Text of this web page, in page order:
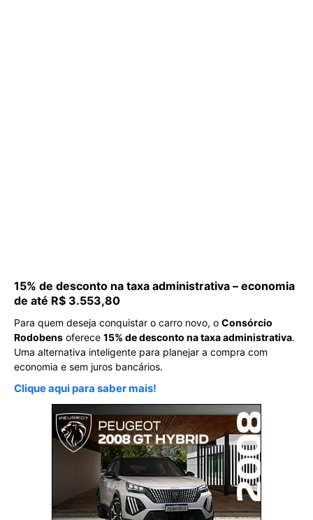
15% de desconto na taxa administrativa – economia
de até R$ 3.553,80
Para quem deseja conquistar o carro novo, o Consórcio
Rodobens oferece 15% de desconto na taxa administrativa.
Uma alternativa inteligente para planejar a compra com
economia e sem juros bancários.
Clique aqui para saber mais!